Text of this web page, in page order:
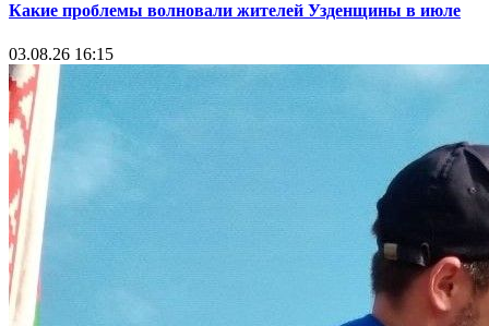
Какие проблемы волновали жителей Узденщины в июле
03.08.26 16:15